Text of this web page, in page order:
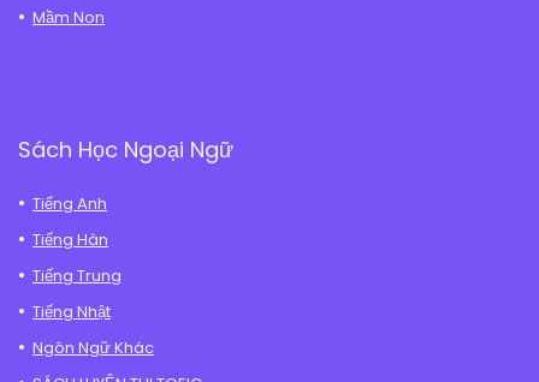
Mầm Non
Sách Học Ngoại Ngữ
Tiếng Anh
Tiếng Hàn
Tiếng Trung
Tiếng Nhật
Ngôn Ngữ Khác